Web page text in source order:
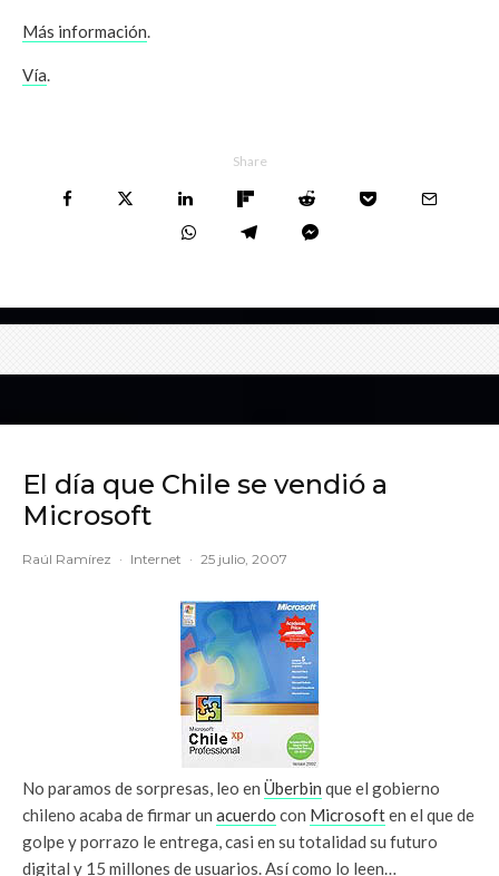
Más información.
Vía.
Share
El día que Chile se vendió a
Microsoft
Raúl Ramírez · Internet · 25 julio, 2007
No paramos de sorpresas, leo en Überbin que el gobierno
chileno acaba de firmar un acuerdo con Microsoften el que de
golpe y porrazo le entrega, casi en su totalidad su futuro
digital y 15 millones de usuarios. Así como lo leen…